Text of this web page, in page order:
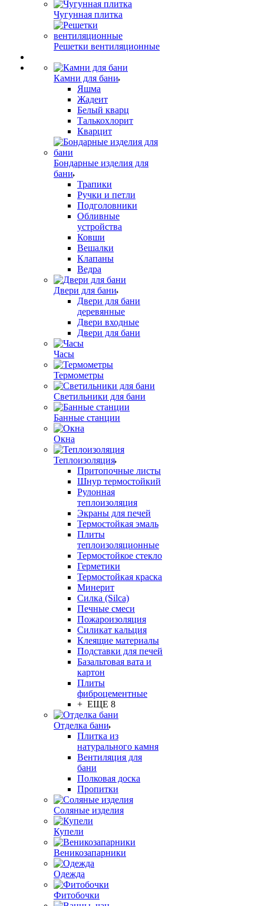
Чугунная плитка
Решетки вентиляционные
Камни для бани
Яшма
Жадеит
Белый кварц
Талькохлорит
Кварцит
Бондарные изделия для
бани
Трапики
Ручки и петли
Подголовники
Обливные
устройства
Ковши
Вешалки
Клапаны
Ведра
Двери для бани
Двери для бани
деревянные
Двери входные
Двери для бани
Часы
Термометры
Светильники для бани
Банные станции
Окна
Теплоизоляция
Притопочные листы
Шнур термостойкий
Рулонная
теплоизоляция
Экраны для печей
Термостойкая эмаль
Плиты
теплоизоляционные
Термостойкое стекло
Герметики
Термостойкая краска
Минерит
Силка (Silca)
Печные смеси
Пожароизоляция
Силикат кальция
Клеящие материалы
Подставки для печей
Базальтовая вата и
картон
Плиты
фиброцементные
+ ЕЩЕ 8
Отделка бани
Плитка из
натурального камня
Вентиляция для
бани
Полковая доска
Пропитки
Соляные изделия
Купели
Веникозапарники
Одежда
Фитобочки